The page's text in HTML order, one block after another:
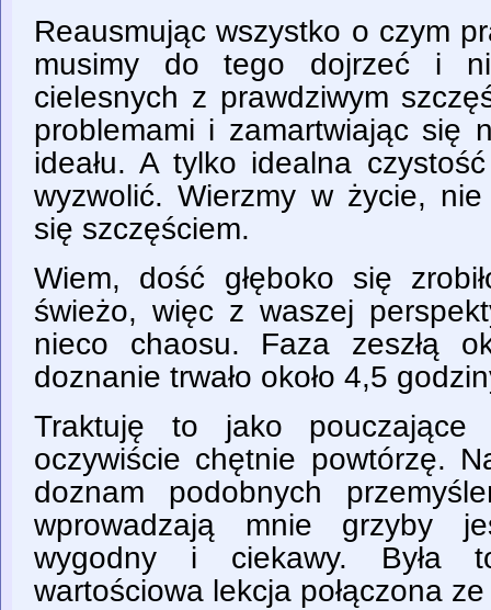
Reausmując wszystko o czym
musimy do tego dojrzeć i
cielesnych z prawdziwym
problemami i zamartwiając się
ideału. A tylko idealna
wyzwolić. Wierzmy w życie,
się szczęściem.
Wiem, dość głęboko się
świeżo, więc z waszej
nieco chaosu. Faza zeszłą
doznanie trwało około 4,5
Traktuję to jako pouczające
oczywiście chętnie powtórzę.
doznam podobnych
wprowadzają mnie grzyby
wygodny i ciekawy. Była
wartościowa lekcja połączona